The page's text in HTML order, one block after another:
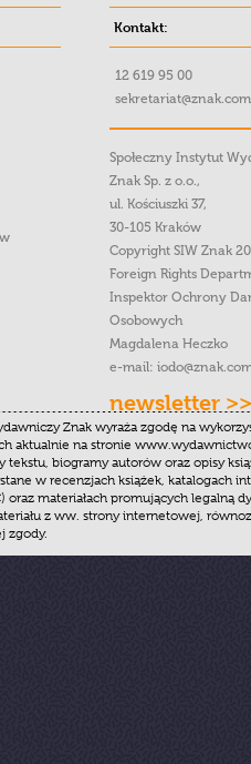
Kontakt:
12 619 95 00
Społeczny Instytut
Znak Sp. z o.o.,
ul. Kościuszki 37,
30-105 Kraków
Copyright SIW Znak
Foreign Rights
Inspektor Ochrony
Osobowych
Magdalena Heczko
e-mail:
newsletter >>
Znak wyraża zgodę na
aktualnie na stronie
tekstu, biogramy autorów oraz opisy
w recenzjach książek, katalogach
oraz materiałach promujących legalną
z ww. strony internetowej,
zgody.